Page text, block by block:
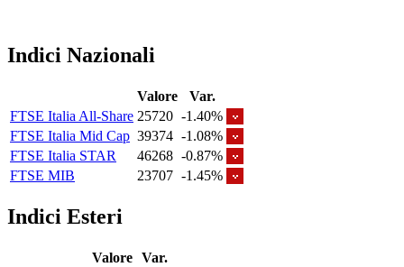
Indici Nazionali
Valore
Var.
FTSE Italia All-Share 25720 -1.40%
FTSE Italia Mid Cap 39374 -1.08%
FTSE Italia STAR
46268 -0.87%
FTSE MIB
23707 -1.45%
Indici Esteri
Valore Var.